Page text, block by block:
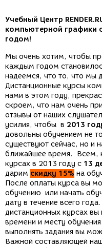
Учебный Центр
компьютерной графики
годом!
Мы очень хотим, чтобы
каждым годом
надеемся, что то, что мы
Дистанционные курсы
нами в этом году,
скроем, что нам очень
отзывы от наших
усилия, чтобы в 2013
довольны обучением не
существуют сейчас, но и
ближайшее время. Всем,
курсах в 2013 году с 13
дарим скидку 15% на
После оплаты курса вы
обучению или начать
дату в течение всего
дистанционных курсах вы
времени и месту
выполнять задания вы
Важной составляющей